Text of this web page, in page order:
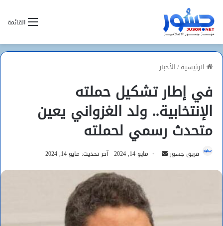
القائمة
الرئيسية/الأخبار
في إطار تشكيل حملته
الإنتخابية.. ولد الغزواني يعين
متحدث رسمي لحملته
فريق جسور
أرسل مايو 14, 2024 آخر تحديث: مايو 14, 2024